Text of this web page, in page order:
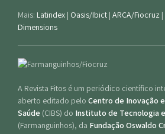
Mais: Latindex | Oasis/Ibict | ARCA/Fiocruz |
Dimensions
A Revista Fitos é um periódico científico
aberto editado pelo Centro de Inovação
Saúde (CIBS) do Instituto de Tecnologia
(Farmanguinhos), da Fundação Oswaldo